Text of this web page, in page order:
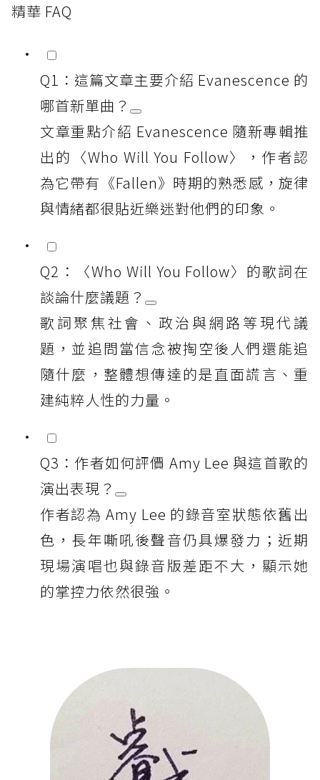
精華 FAQ
Q1：這篇文章主要介紹 Evanescence 的
哪首新單曲？
文章重點介紹 Evanescence 隨新專輯推
出的〈Who Will You Follow〉，作者認
為它帶有《Fallen》時期的熟悉感，旋律
與情緒都很貼近樂迷對他們的印象。
Q2：〈Who Will You Follow〉的歌詞在
談論什麼議題？
歌詞聚焦社會、政治與網路等現代議
題，並追問當信念被掏空後人們還能追
隨什麼，整體想傳達的是直面謊言、重
建純粹人性的力量。
Q3：作者如何評價 Amy Lee 與這首歌的
演出表現？
作者認為 Amy Lee 的錄音室狀態依舊出
色，長年嘶吼後聲音仍具爆發力；近期
現場演唱也與錄音版差距不大，顯示她
的掌控力依然很強。